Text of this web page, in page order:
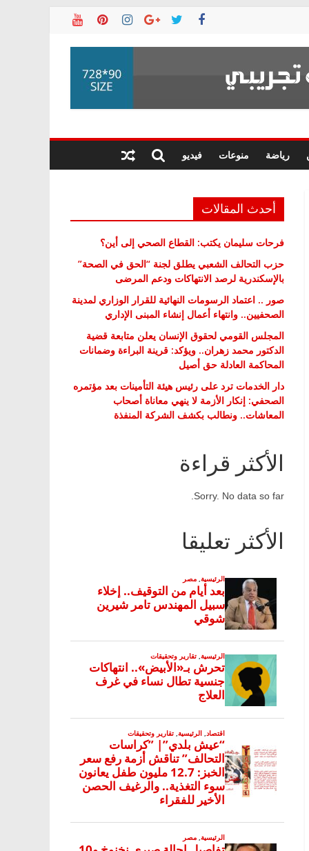
رياضة منوعات فيديو
أحدث المقالات
فرحات سليمان يكتب: القطاع الصحي إلى أين؟
حزب التحالف الشعبي يطلق لجنة “الحق في الصحة”
بالإسكندرية لرصد الانتهاكات ودعم المرضى
صور .. اعتماد الرسومات النهائية للقرار الوزاري لمدينة
الصحفيين.. وانتهاء أعمال إنشاء المبنى الإداري
المجلس القومي لحقوق الإنسان يعلن متابعة قضية
الدكتور محمد زهران.. ويؤكد: قرينة البراءة وضمانات
المحاكمة العادلة حق أصيل
دار الخدمات ترد على رئيس هيئة التأمينات بعد مؤتمره
الصحفي: إنكار الأزمة لا ينهي معاناة أصحاب
المعاشات.. ونطالب بكشف الشركة المنفذة
الأكثر قراءة
Sorry. No data so far.
الأكثر تعليقا